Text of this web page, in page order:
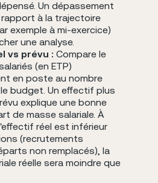
Un dépassement
rapport à la trajectoire
exemple à mi-exercice)
une analyse.
vs prévu : Compare le
(en ETP)
en poste au nombre
budget. Un effectif plus
explique une bonne
de masse salariale. À
réel est inférieur
(recrutements
non remplacés), la
réelle sera moindre que